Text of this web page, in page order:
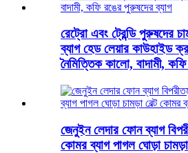
রেট্রো এবং ট্রেন্ডি পুরুষদের
ব্যাগ হেড লেয়ার কাউহাইড
নৈমিত্তিক কালো, বাদামী,
জেনুইন লেদার ফোন ব্যাগ
কোমর ব্যাগ পাগল ঘোড়া